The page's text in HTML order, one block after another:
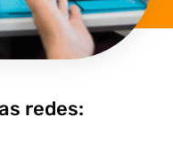
redes: